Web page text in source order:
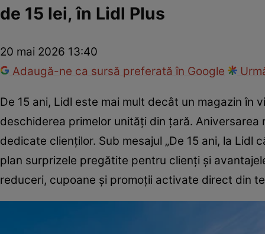
de 15 lei, în Lidl Plus
20 mai 2026 13:40
Adaugă-ne ca sursă preferată în Google
De 15 ani, Lidl este mai mult decât un magazin în
deschiderea primelor unități din țară.
dedicate clienților. Sub mesajul „De 15 ani, la
plan surprizele pregătite pentru clienți și
reduceri, cupoane și promoții activate direct din